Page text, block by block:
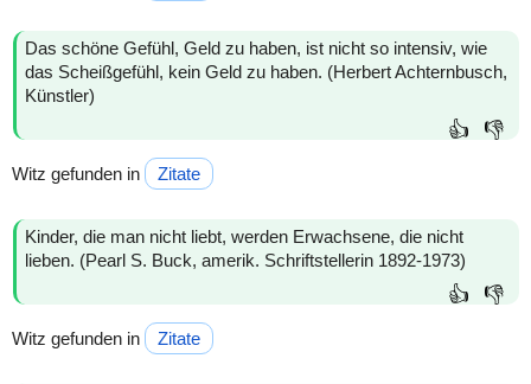
Das schöne Gefühl, Geld zu haben, ist nicht so intensiv, wie
das Scheißgefühl, kein Geld zu haben. (Herbert Achternbusch,
Künstler)
👍 👎
Witz gefunden in Zitate
Kinder, die man nicht liebt, werden Erwachsene, die nicht
lieben. (Pearl S. Buck, amerik. Schriftstellerin 1892-1973)
👍 👎
Witz gefunden in Zitate